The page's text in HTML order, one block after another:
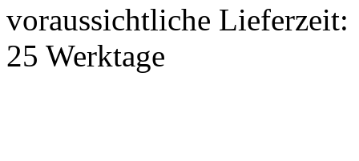
voraussichtliche Lieferzeit:
25 Werktage